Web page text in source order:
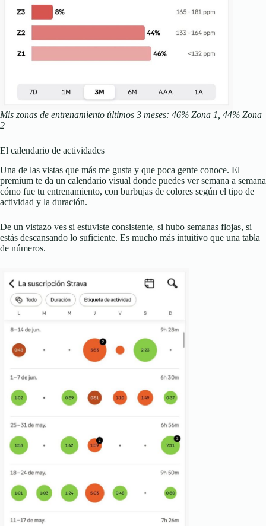
Mis zonas de entrenamiento últimos 3 meses: 46% Zona 1, 44% Zona
2
El calendario de actividades
Una de las vistas que más me gusta y que poca gente conoce. El
premium te da un calendario visual donde puedes ver semana a semana
cómo fue tu entrenamiento, con burbujas de colores según el tipo de
actividad y la duración.
De un vistazo ves si estuviste consistente, si hubo semanas flojas, si
estás descansando lo suficiente. Es mucho más intuitivo que una tabla
de números.